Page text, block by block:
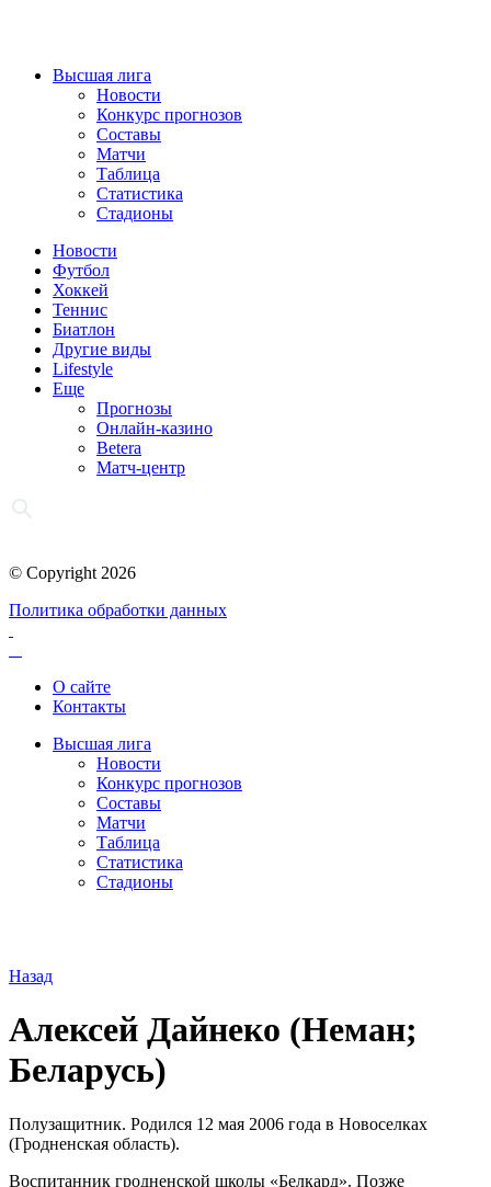
Высшая лига
Новости
Конкурс прогнозов
Составы
Матчи
Таблица
Статистика
Стадионы
Новости
Футбол
Хоккей
Теннис
Биатлон
Другие виды
Lifestyle
Еще
Прогнозы
Онлайн-казино
Betera
Матч-центр
© Copyright 2026
Политика обработки данных
О сайте
Контакты
Высшая лига
Новости
Конкурс прогнозов
Составы
Матчи
Таблица
Статистика
Стадионы
Назад
Алексей Дайнеко (Неман;
Беларусь)
Полузащитник. Родился 12 мая 2006 года в Новоселках
(Гродненская область).
Воспитанник гродненской школы «Белкард». Позже